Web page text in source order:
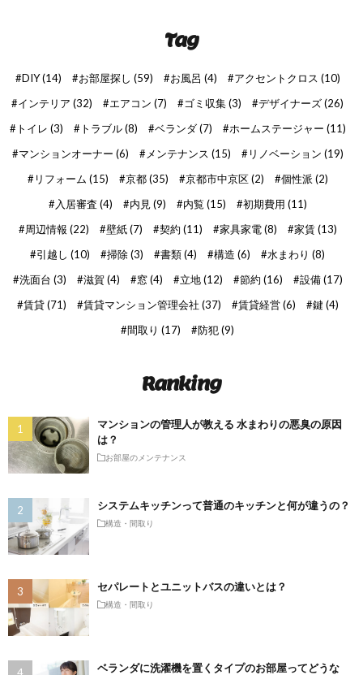
Tag
DIY(14) お部屋探し (59) お風呂 (4) アクセントクロス (10)
インテリア (32) エアコン (7) ゴミ収集(3) デザイナーズ(26)
トイレ (3) トラブル(8) ベランダ(7) ホームステージャー (11)
マンションオーナー (6) メンテナンス (15) リノベーション (19)
リフォーム (15) 京都(35) 京都市中京区(2) 個性派 (2)
入居審査 (4) 内見 (9) 内覧 (15) 初期費用 (11)
周辺情報 (22) 壁紙(7) 契約 (11) 家具家電(8) 家賃(13)
引越し (10) 掃除(3) 書類(4) 構造 (6) 水まわり (8)
洗面台 (3) 滋賀(4) 窓(4) 立地(12) 節約 (16) 設備(17)
賃貸(71) 賃貸マンション管理会社 (37) 賃貸経営(6) 鍵 (4)
間取り (17) 防犯(9)
Ranking
マンションの管理人が教える 水まわりの悪臭の原因
は？
お部屋のメンテナンス
システムキッチンって普通のキッチンと何が違うの？
構造・間取り
セパレートとユニットバスの違いとは？
構造・間取り
ベランダに洗濯機を置くタイプのお部屋ってどうな